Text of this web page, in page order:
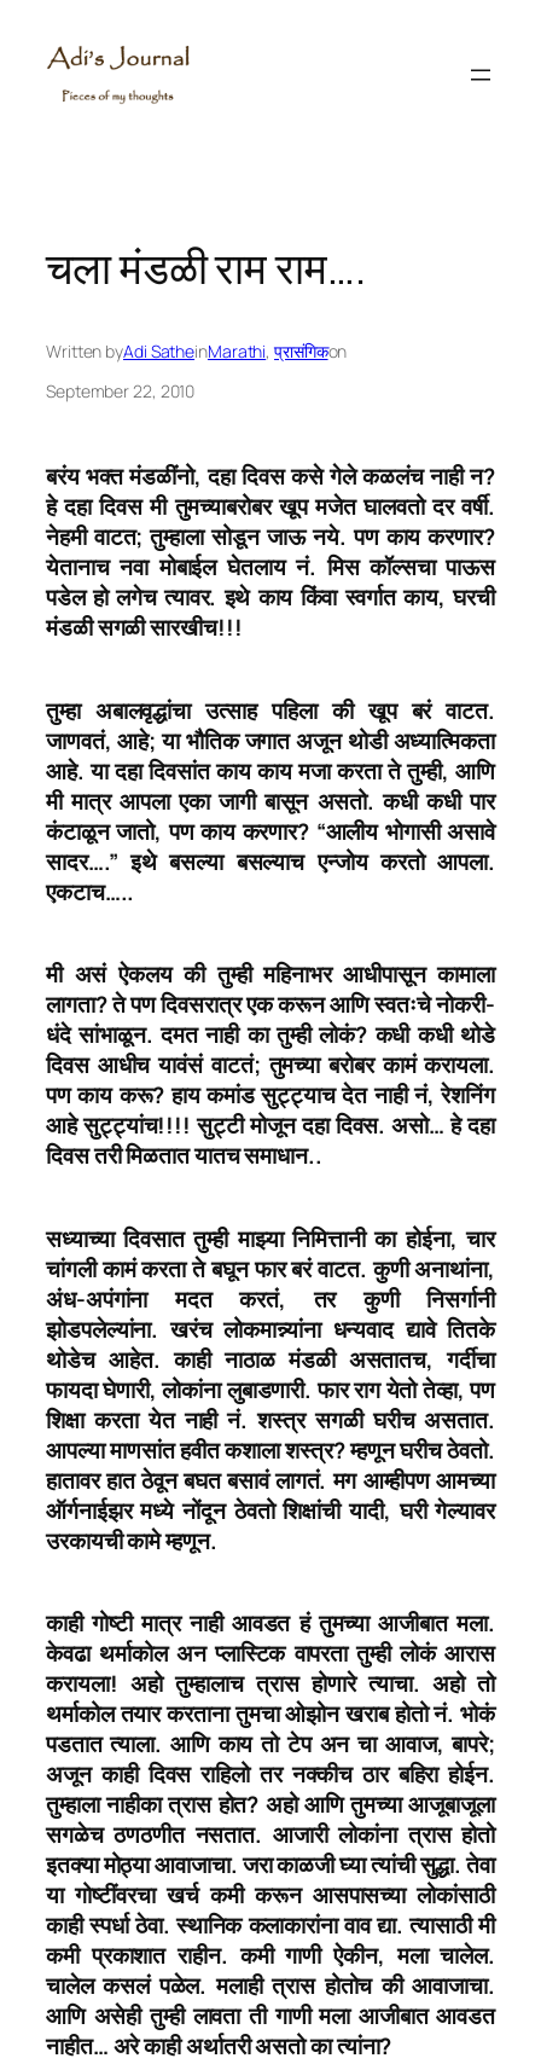
content
चला मंडळी राम राम….
Written byAdi SatheinMarathi, प्रासंगिकon
September 22, 2010
बरंय भक्त मंडळींनो, दहा दिवस कसे गेले कळलंच नाही न?
हे दहा दिवस मी तुमच्याबरोबर खूप मजेत घालवतो दर वर्षी.
नेहमी वाटत; तुम्हाला सोडून जाऊ नये. पण काय करणार?
येतानाच नवा मोबाईल घेतलाय नं. मिस कॉल्सचा पाऊस
पडेल हो लगेच त्यावर. इथे काय किंवा स्वर्गात काय, घरची
मंडळी सगळी सारखीच!!!
तुम्हा अबालवृद्धांचा उत्साह पहिला की खूप बरं वाटत.
जाणवतं, आहे; या भौतिक जगात अजून थोडी अध्यात्मिकता
आहे. या दहा दिवसांत काय काय मजा करता ते तुम्ही, आणि
मी मात्र आपला एका जागी बासून असतो. कधी कधी पार
कंटाळून जातो, पण काय करणार? “आलीय भोगासी असावे
सादर….” इथे बसल्या बसल्याच एन्जोय करतो आपला.
एकटाच…..
मी असं ऐकलय की तुम्ही महिनाभर आधीपासून कामाला
लागता? ते पण दिवसरात्र एक करून आणि स्वतःचे नोकरी-
धंदे सांभाळून. दमत नाही का तुम्ही लोकं? कधी कधी थोडे
दिवस आधीच यावंसं वाटतं; तुमच्या बरोबर कामं करायला.
पण काय करू? हाय कमांड सुट्ट्याच देत नाही नं, रेशनिंग
आहे सुट्ट्यांच!!!! सुट्टी मोजून दहा दिवस. असो… हे दहा
दिवस तरी मिळतात यातच समाधान..
सध्याच्या दिवसात तुम्ही माझ्या निमित्तानी का होईना, चार
चांगली कामं करता ते बघून फार बरं वाटत. कुणी अनाथांना,
अंध-अपंगांना मदत करतं, तर कुणी निसर्गानी
झोडपलेल्यांना. खरंच लोकमान्न्यांना धन्यवाद द्यावे तितके
थोडेच आहेत. काही नाठाळ मंडळी असतातच, गर्दीचा
फायदा घेणारी, लोकांना लुबाडणारी. फार राग येतो तेव्हा, पण
शिक्षा करता येत नाही नं. शस्त्र सगळी घरीच असतात.
आपल्या माणसांत हवीत कशाला शस्त्र? म्हणून घरीच ठेवतो.
हातावर हात ठेवून बघत बसावं लागतं. मग आम्हीपण आमच्या
ऑर्गनाईझर मध्ये नोंदून ठेवतो शिक्षांची यादी, घरी गेल्यावर
उरकायची कामे म्हणून.
काही गोष्टी मात्र नाही आवडत हं तुमच्या आजीबात मला.
केवढा थर्माकोल अन प्लास्टिक वापरता तुम्ही लोकं आरास
करायला! अहो तुम्हालाच त्रास होणारे त्याचा. अहो तो
थर्माकोल तयार करताना तुमचा ओझोन खराब होतो नं. भोकं
पडतात त्याला. आणि काय तो टेप अन चा आवाज, बापरे;
अजून काही दिवस राहिलो तर नक्कीच ठार बहिरा होईन.
तुम्हाला नाहीका त्रास होत? अहो आणि तुमच्या आजूबाजूला
सगळेच ठणठणीत नसतात. आजारी लोकांना त्रास होतो
इतक्या मोठ्या आवाजाचा. जरा काळजी घ्या त्यांची सुद्धा. तेवा
या गोष्टींवरचा खर्च कमी करून आसपासच्या लोकांसाठी
काही स्पर्धा ठेवा. स्थानिक कलाकारांना वाव द्या. त्यासाठी मी
कमी प्रकाशात राहीन. कमी गाणी ऐकीन, मला चालेल.
चालेल कसलं पळेल. मलाही त्रास होतोच की आवाजाचा.
आणि असेही तुम्ही लावता ती गाणी मला आजीबात आवडत
नाहीत… अरे काही अर्थातरी असतो का त्यांना?